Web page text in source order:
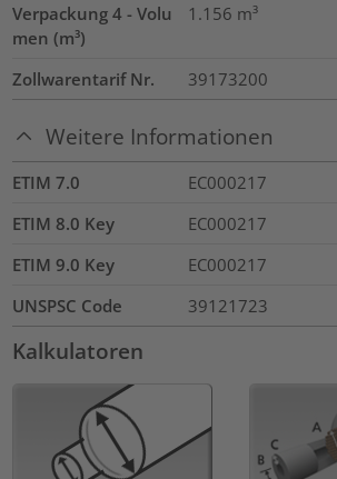
Verpackung 4 - Volu
men (m³)
1.156 m³
Zollwarentarif Nr. 39173200
Weitere Informationen
ETIM 7.0
EC000217
ETIM 8.0 Key
EC000217
ETIM 9.0 Key
EC000217
UNSPSC Code
39121723
Kalkulatoren